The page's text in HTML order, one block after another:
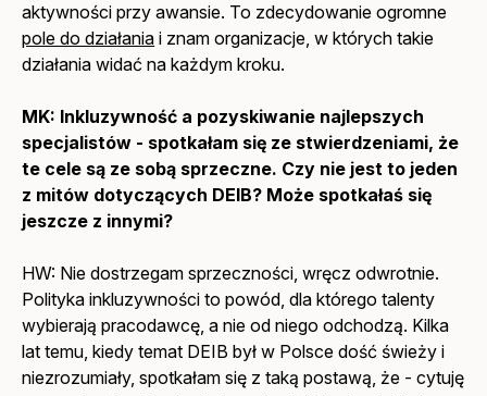
aktywności przy awansie. To zdecydowanie ogromne
pole do działania i znam organizacje, w których takie
działania widać na każdym kroku.
MK: Inkluzywność a pozyskiwanie najlepszych
specjalistów - spotkałam się ze stwierdzeniami, że
te cele są ze sobą sprzeczne. Czy nie jest to jeden
z mitów dotyczących DEIB? Może spotkałaś się
jeszcze z innymi?
HW: Nie dostrzegam sprzeczności, wręcz odwrotnie.
Polityka inkluzywności to powód, dla którego talenty
wybierają pracodawcę, a nie od niego odchodzą. Kilka
lat temu, kiedy temat DEIB był w Polsce dość świeży i
niezrozumiały, spotkałam się z taką postawą, że - cytuję